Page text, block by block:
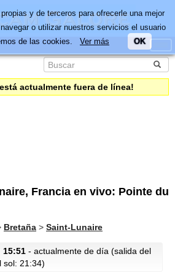
actualmente fuera de línea!
Francia en vivo: Pointe du
Bretaña > Saint-Lunaire
15:51 - actualmente de día (salida del
sol: 21:34)
y de terceros para ofrecerle una mejor
o utilizar nuestros servicios el usuario
de las cookies. Ver más OK